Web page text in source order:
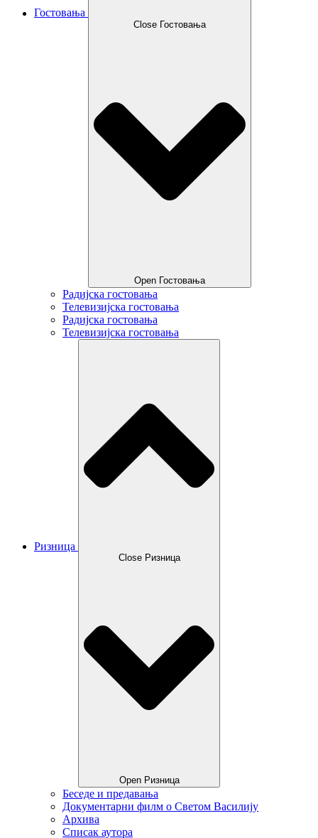
Гостовања
Close Гостовања
Open Гостовања
Радијска гостовања
Телевизијска гостовања
Радијска гостовања
Телевизијска гостовања
Ризница
Close Ризница
Open Ризница
Беседе и предавања
Документарни филм о Светом Василију
Архива
Списак аутора